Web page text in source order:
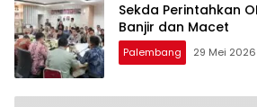
Sekda Perintahkan
Banjir dan Macet
Palembang 29 Mei 2026